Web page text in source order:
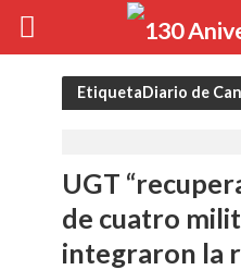
EtiquetaDiario de
UGT
de cuatro
integraron la